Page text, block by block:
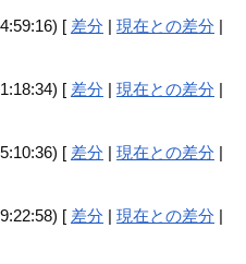
[ 差分 |現在との差分 |
[ 差分 |現在との差分 |
[ 差分 |現在との差分 |
[ 差分 |現在との差分 |